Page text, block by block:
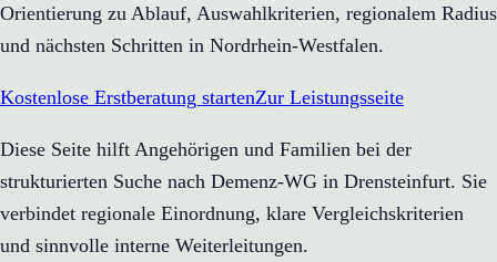
Orientierung zu Ablauf, Auswahlkriterien, regionalem Radius
und nächsten Schritten in Nordrhein-Westfalen.
Kostenlose Erstberatung startenZur Leistungsseite
Diese Seite hilft Angehörigen und Familien bei der
strukturierten Suche nach Demenz-WG in Drensteinfurt. Sie
verbindet regionale Einordnung, klare Vergleichskriterien
und sinnvolle interne Weiterleitungen.